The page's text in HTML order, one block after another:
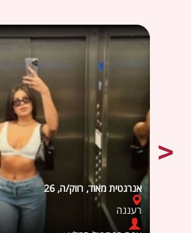
אנרגטית מאוד, רווק/ה, 26
רעננה